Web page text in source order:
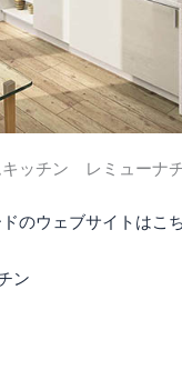
キッチン レミューナ
のウェブサイトはこ
ン